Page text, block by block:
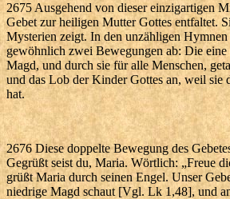
2675 Ausgehend von dieser einzigartigen
Gebet zur heiligen Mutter Gottes entfaltet.
Mysterien zeigt. In den unzähligen
gewöhnlich zwei Bewegungen ab: Die
Magd, und durch sie für alle Menschen,
und das Lob der Kinder Gottes an, weil sie
hat.
2676 Diese doppelte Bewegung des
Gegrüßt seist du, Maria. Wörtlich: „Freue
grüßt Maria durch seinen Engel. Unser
niedrige Magd schaut [Vgl. Lk 1,48], und